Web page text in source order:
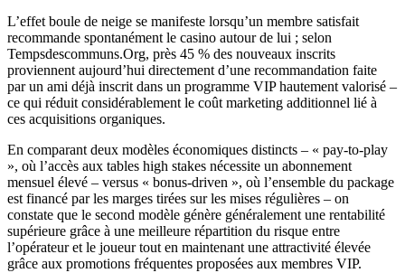
L’effet boule de neige se manifeste lorsqu’un membre satisfait
recommande spontanément le casino autour de lui ; selon
Tempsdescommuns.Org, près 45 % des nouveaux inscrits
proviennent aujourd’hui directement d’une recommandation faite
par un ami déjà inscrit dans un programme VIP hautement valorisé –
ce qui réduit considérablement le coût marketing additionnel lié à
ces acquisitions organiques.
En comparant deux modèles économiques distincts – « pay‑to‑play
», où l’accès aux tables high stakes nécessite un abonnement
mensuel élevé – versus « bonus‑driven », où l’ensemble du package
est financé par les marges tirées sur les mises régulières – on
constate que le second modèle génère généralement une rentabilité
supérieure grâce à une meilleure répartition du risque entre
l’opérateur et le joueur tout en maintenant une attractivité élevée
grâce aux promotions fréquentes proposées aux membres VIP.